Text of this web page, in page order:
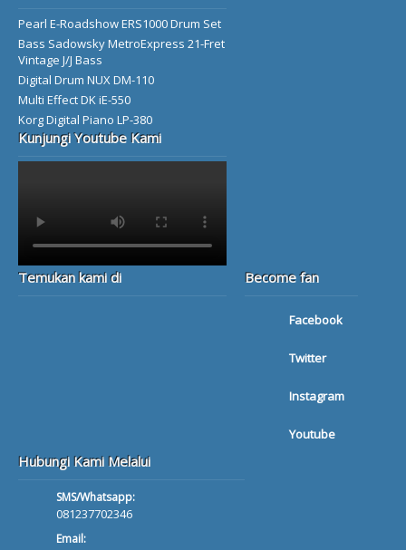
Pearl E-Roadshow ERS1000 Drum Set
Bass Sadowsky MetroExpress 21-Fret
Vintage J/J Bass
Digital Drum NUX DM-110
Multi Effect DK iE-550
Korg Digital Piano LP-380
Kunjungi Youtube Kami
Temukan kami di Become fan
Facebook
Twitter
Instagram
Youtube
Hubungi Kami Melalui
SMS/Whatsapp:
081237702346
Email: